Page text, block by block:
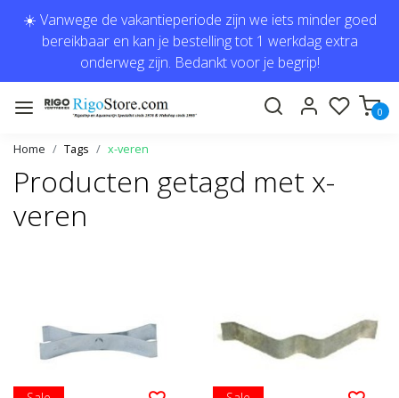
☀️ Vanwege de vakantieperiode zijn we iets minder goed
bereikbaar en kan je bestelling tot 1 werkdag extra
onderweg zijn. Bedankt voor je begrip!
0
Home Tags x-veren
Producten getagd met x-
veren